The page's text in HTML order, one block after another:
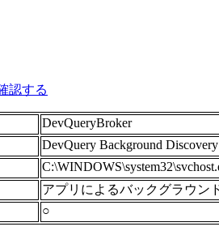
認する
DevQueryBroker
DevQuery Background
アプリによるバックグラウン
○